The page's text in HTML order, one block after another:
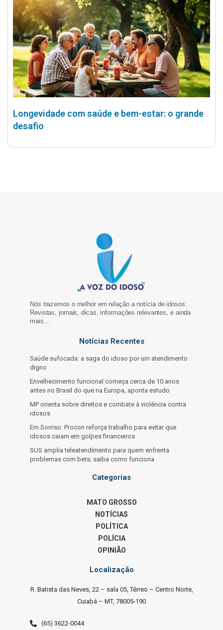
Longevidade com saúde e bem-estar: o grande
desafio
Nós trazemos o melhor em relação a notícia de idosos.
Revistas, jornais, dicas, informações relevantes, e ainda
mais…
Notícias Recentes
Saúde sufocada: a saga do idoso por um atendimento
digno
Envelhecimento funcional começa cerca de 10 anos
antes no Brasil do que na Europa, aponta estudo
MP orienta sobre direitos e combate à violência contra
idosos
Em Sorriso: Procon reforça trabalho para evitar que
idosos caiam em golpes financeiros
SUS amplia teleatendimento para quem enfrenta
problemas com bets; saiba como funciona
Categorias
MATO GROSSO
NOTÍCIAS
POLÍTICA
POLÍCIA
OPINIÃO
Localização
R. Batista das Neves, 22 – sala 05, Térreo – Centro Norte,
Cuiabá – MT, 78005-190
(65) 3622-0044